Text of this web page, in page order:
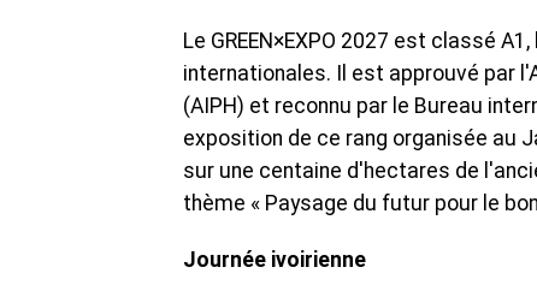
Le GREEN×EXPO 2027 est classé
internationales. Il est approuvé par
(AIPH) et reconnu par le Bureau
exposition de ce rang organisée au
sur une centaine d'hectares de
thème « Paysage du futur pour le
Journée ivoirienne